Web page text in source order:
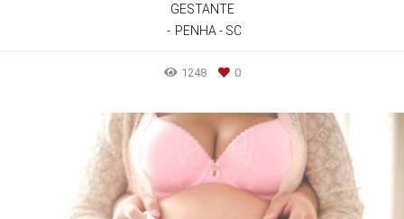
GESTANTE
PENHA - SC
1248 0